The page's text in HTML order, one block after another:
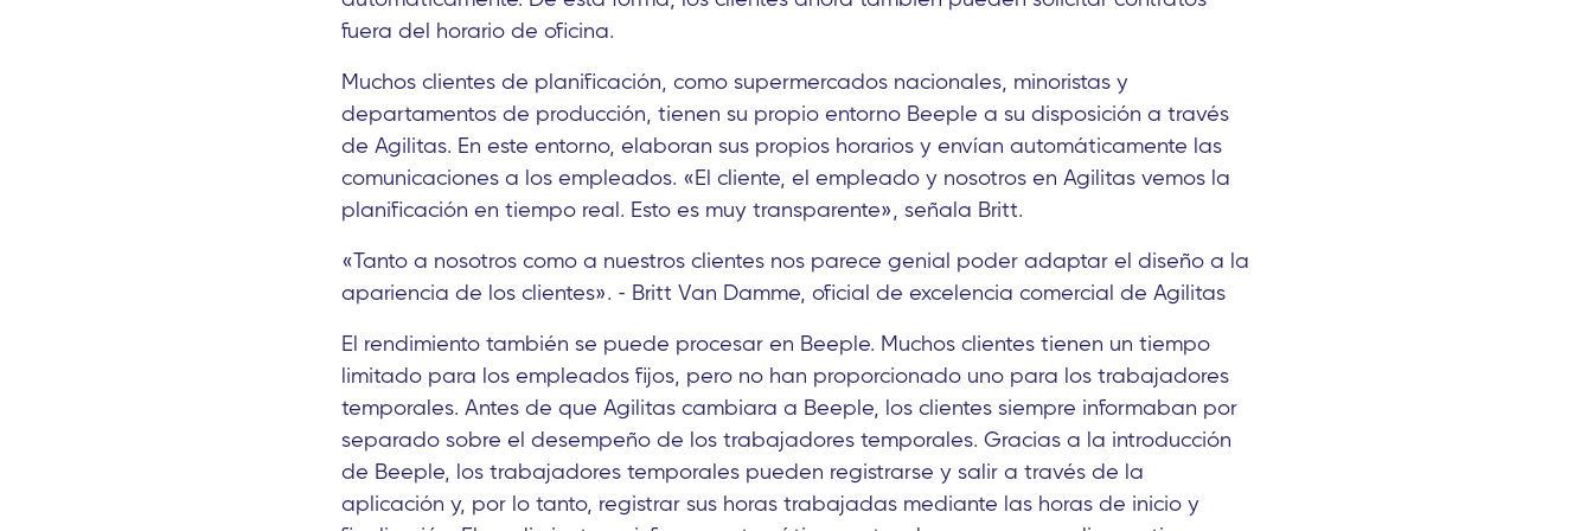
fuera del horario de oficina.
Muchos clientes de planificación, como supermercados nacionales, minoristas y
departamentos de producción, tienen su propio entorno Beeple a su disposición a través
de Agilitas. En este entorno, elaboran sus propios horarios y envían automáticamente las
comunicaciones a los empleados. «El cliente, el empleado y nosotros en Agilitas vemos la
planificación en tiempo real. Esto es muy transparente», señala Britt.
«Tanto a nosotros como a nuestros clientes nos parece genial poder adaptar el diseño a la
apariencia de los clientes». - Britt Van Damme, oficial de excelencia comercial de Agilitas
El rendimiento también se puede procesar en Beeple. Muchos clientes tienen un tiempo
limitado para los empleados fijos, pero no han proporcionado uno para los trabajadores
temporales. Antes de que Agilitas cambiara a Beeple, los clientes siempre informaban por
separado sobre el desempeño de los trabajadores temporales. Gracias a la introducción
de Beeple, los trabajadores temporales pueden registrarse y salir a través de la
aplicación y, por lo tanto, registrar sus horas trabajadas mediante las horas de inicio y